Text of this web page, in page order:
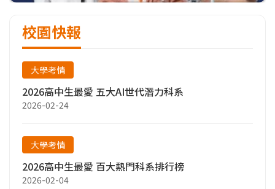
校園快報
大學考情
2026高中生最愛 五大AI世代潛力科系
2026-02-24
大學考情
2026高中生最愛 百大熱門科系排行榜
2026-02-04